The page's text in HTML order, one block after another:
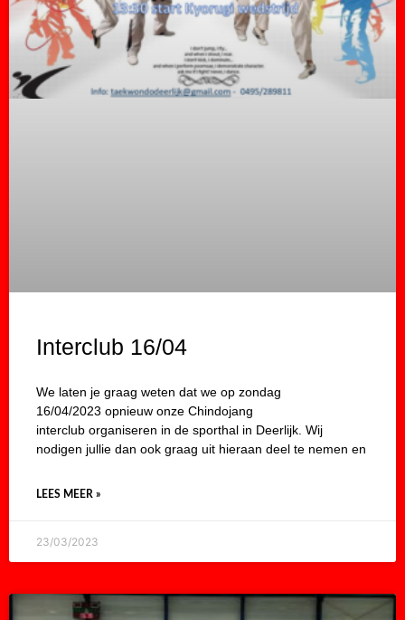
Interclub 16/04
We laten je graag weten dat we op zondag
16/04/2023 opnieuw onze Chindojang
interclub organiseren in de sporthal in Deerlijk. Wij
nodigen jullie dan ook graag uit hieraan deel te nemen en
LEES MEER »
23/03/2023